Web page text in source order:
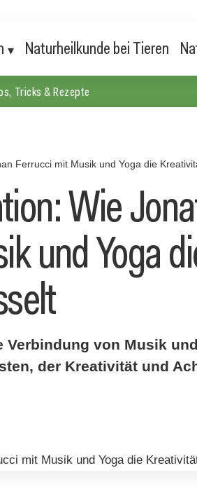
Naturheilkunde bei Tieren
Tricks & Rezepte
Ferrucci mit Musik und Yoga die
Wie
und Yoga
von Musik
der Kreativität und